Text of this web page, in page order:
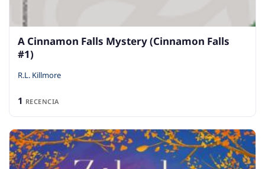
A Cinnamon Falls Mystery (Cinnamon Falls
#1)
R.L. Killmore
1 RECENCIA